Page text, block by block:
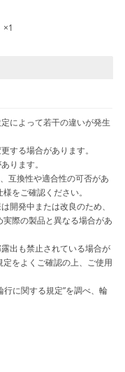
×1
によって若干の違いが発生
する場合があります。
ります。
互換性や適合性の可否があ
をご確認ください。
開発中または改良のため、
際の製品と異なる場合があ
出も禁止されている場合が
をよくご確認の上、ご使用
に関する規定”を調べ、輪